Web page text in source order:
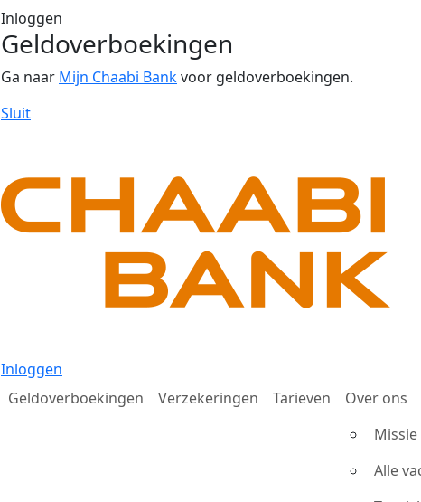
Inloggen
Geldoverboekingen
Ga naar Mijn Chaabi Bankvoor geldoverboekingen.
Sluit
Inloggen
Geldoverboekingen
Verzekeringen Tarieven
Over ons
Alle